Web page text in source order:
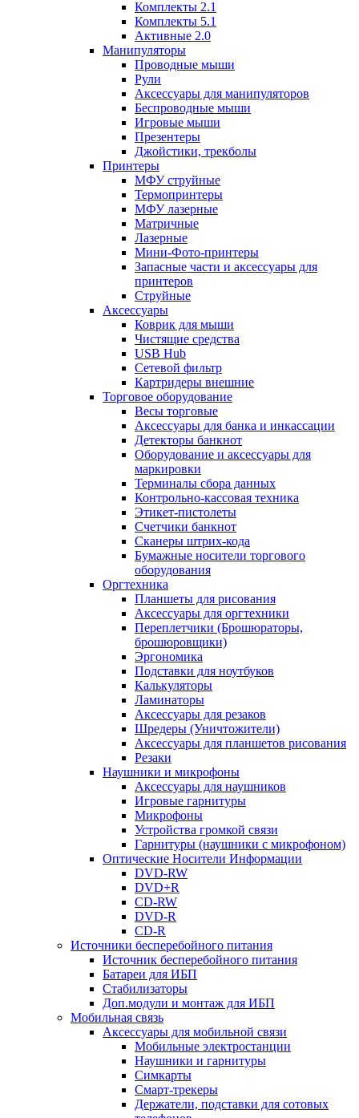
Комплекты 2.1
Комплекты 5.1
Активные 2.0
Манипуляторы
Проводные мыши
Рули
Аксессуары для манипуляторов
Беспроводные мыши
Игровые мыши
Презентеры
Джойстики, трекболы
Принтеры
МФУ струйные
Термопринтеры
МФУ лазерные
Матричные
Лазерные
Мини-Фото-принтеры
Запасные части и аксессуары для
принтеров
Струйные
Аксессуары
Коврик для мыши
Чистящие средства
USB Hub
Сетевой фильтр
Картридеры внешние
Торговое оборудование
Весы торговые
Аксессуары для банка и инкассации
Детекторы банкнот
Оборудование и аксессуары для
маркировки
Терминалы сбора данных
Контрольно-кассовая техника
Этикет-пистолеты
Счетчики банкнот
Сканеры штрих-кода
Бумажные носители торгового
оборудования
Оргтехника
Планшеты для рисования
Аксессуары для оргтехники
Переплетчики (Брошюраторы,
брошюровщики)
Эргономика
Подставки для ноутбуков
Калькуляторы
Ламинаторы
Аксессуары для резаков
Шредеры (Уничтожители)
Аксессуары для планшетов рисования
Резаки
Наушники и микрофоны
Аксессуары для наушников
Игровые гарнитуры
Микрофоны
Устройства громкой связи
Гарнитуры (наушники с микрофоном)
Оптические Носители Информации
DVD-RW
DVD+R
CD-RW
DVD-R
CD-R
Источники бесперебойного питания
Источник бесперебойного питания
Батареи для ИБП
Стабилизаторы
Доп.модули и монтаж для ИБП
Мобильная связь
Аксессуары для мобильной связи
Мобильные электростанции
Наушники и гарнитуры
Симкарты
Смарт-трекеры
Держатели, подставки для сотовых